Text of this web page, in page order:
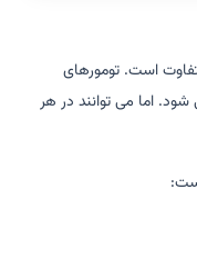
است. تومورهای
اما می توانند در هر